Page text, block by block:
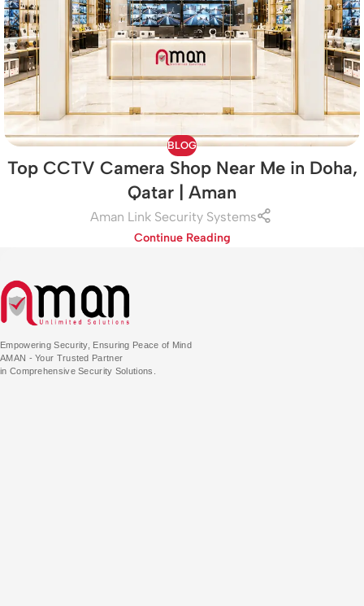
BLOG
Top CCTV Camera Shop Near Me in Doha,
Qatar | Aman
Aman Link Security Systems
Continue Reading
Empowering Security, Ensuring Peace of Mind
AMAN - Your Trusted Partner
in Comprehensive Security Solutions.